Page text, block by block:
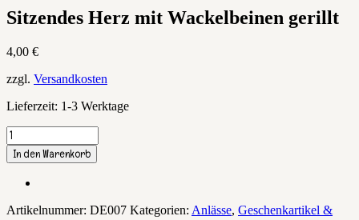
Sitzendes Herz mit Wackelbeinen gerillt
4,00 €
zzgl. Versandkosten
Lieferzeit: 1-3 Werktage
Sitzendes
Herz
mit
gerillt
Menge
In den Warenkorb
Artikelnummer: DE007 Kategorien: Anlässe, Geschenkartikel &